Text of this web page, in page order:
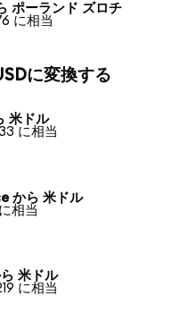
ポーランド ズロチ
に相当
に変換する
米ドル
に相当
から 米ドル
相当
米ドル
に相当